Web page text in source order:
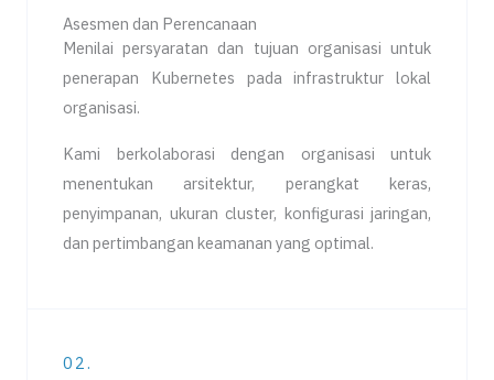
Asesmen dan Perencanaan
Menilai persyaratan dan tujuan organisasi untuk
penerapan Kubernetes pada infrastruktur lokal
organisasi.
Kami berkolaborasi dengan organisasi untuk
menentukan arsitektur, perangkat keras,
penyimpanan, ukuran cluster, konfigurasi jaringan,
dan pertimbangan keamanan yang optimal.
02.